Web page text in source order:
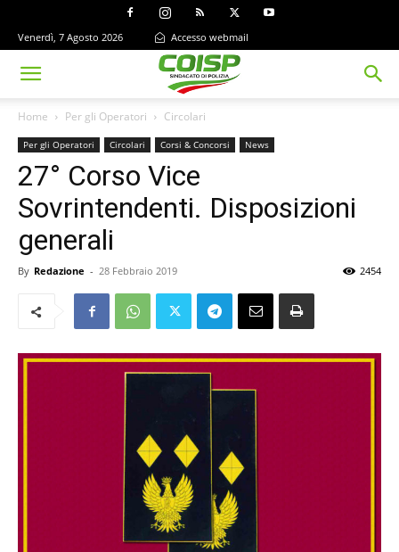
Venerdì, 7 Agosto 2026 Accesso webmail
Home Per gli Operatori Circolari
Per gli Operatori Circolari Corsi & Concorsi News
27° Corso Vice
Sovrintendenti. Disposizioni
generali
By Redazione - 28 Febbraio 2019 2454